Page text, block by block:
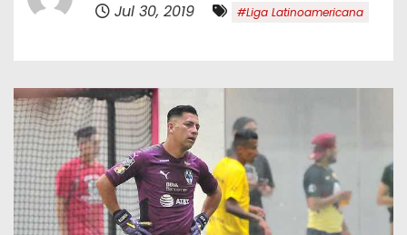
Jul 30, 2019 #Liga Latinoamericana